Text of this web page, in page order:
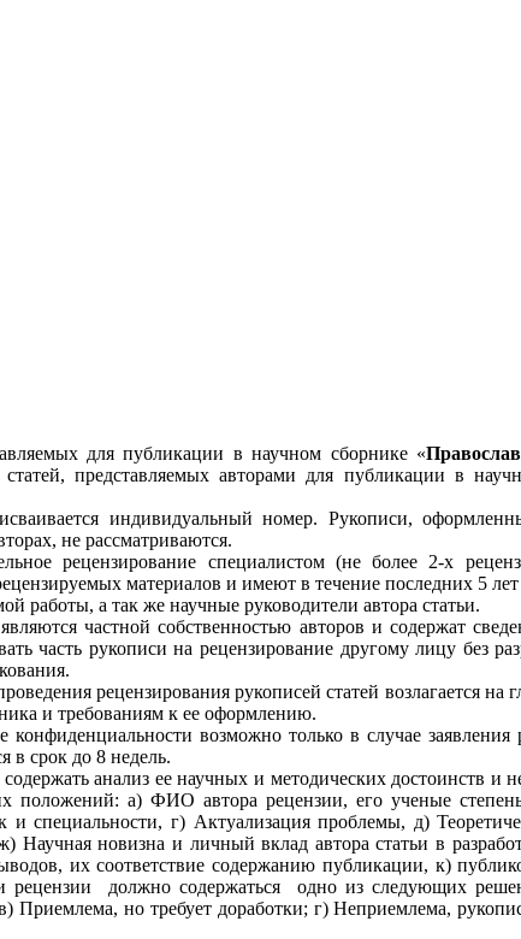
для публикации в научном сборнике «
представляемых авторами для публикации в
индивидуальный номер. Рукописи,
не рассматриваются.
рецензирование специалистом (не более 2-х
материалов и имеют в течение последних 5
работы, а так же научные руководители автора статьи.
частной собственностью авторов и содержат
часть рукописи на рецензирование другому лицу без
рецензирования рукописей статей возлагается
и требованиям к ее оформлению.
возможно только в случае
в срок до 8 недель.
анализ ее научных и методических достоинств и
положений: а) ФИО автора рецензии, его ученые
и специальности, г) Актуализация проблемы, д)
Научная новизна и личный вклад автора статьи в
их соответствие содержанию публикации, к)
рецензии должно содержаться одно из следующих
но требует доработки; г) Неприемлема,